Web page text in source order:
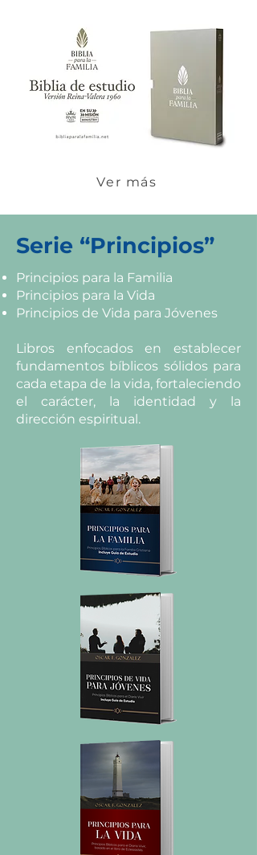
Ver más
Serie “Principios”
Principios para la Familia
Principios para la Vida
Principios de Vida para Jóvenes
Libros enfocados en establecer
fundamentos bíblicos sólidos para
cada etapa de la vida, fortaleciendo
el carácter, la identidad y la
dirección espiritual.